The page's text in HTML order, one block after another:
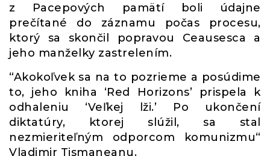
z Pacepových pamätí boli údajne
prečítané do záznamu počas procesu,
ktorý sa skončil popravou Ceausesca a
jeho manželky zastrelením.
“Akokoľvek sa na to pozrieme a posúdime
to, jeho kniha ‘Red Horizons’ prispela k
odhaleniu ‘Veľkej lži.’ Po ukončení
diktatúry, ktorej slúžil, sa stal
nezmieriteľným odporcom komunizmu“
Vladimir Tismaneanu.